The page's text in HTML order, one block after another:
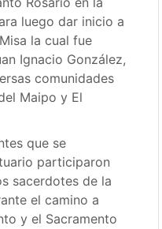
luego dar inicio a
la cual fue
Ignacio González,
comunidades
Maipo y El
que se
participaron
sacerdotes de la
el camino a
y el Sacramento